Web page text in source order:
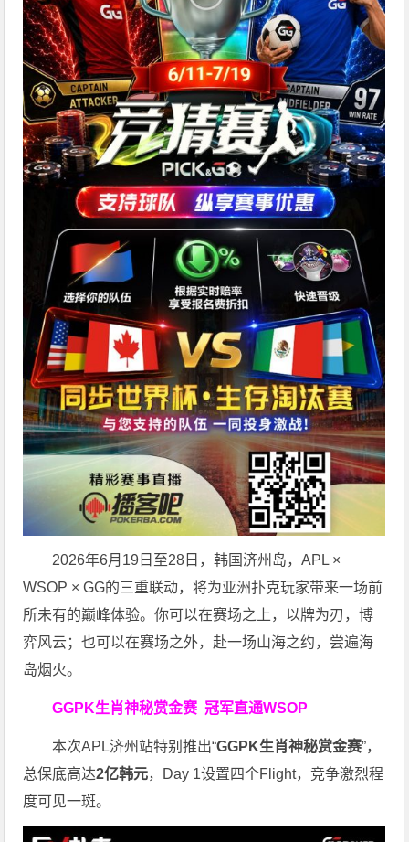
2026年6月19日至28日，韩国济州岛，APL ×
WSOP × GG的三重联动，将为亚洲扑克玩家带来一场前
所未有的巅峰体验。你可以在赛场之上，以牌为刃，博
弈风云；也可以在赛场之外，赴一场山海之约，尝遍海
岛烟火。
GGPK生肖神秘赏金赛冠军直通WSOP
本次APL济州站特别推出“GGPK生肖神秘赏金赛”，
总保底高达2亿韩元，Day 1设置四个Flight，竞争激烈程
度可见一斑。